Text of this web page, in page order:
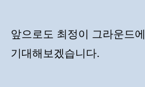
앞으로도 최정이 그라운드
기대해보겠습니다.